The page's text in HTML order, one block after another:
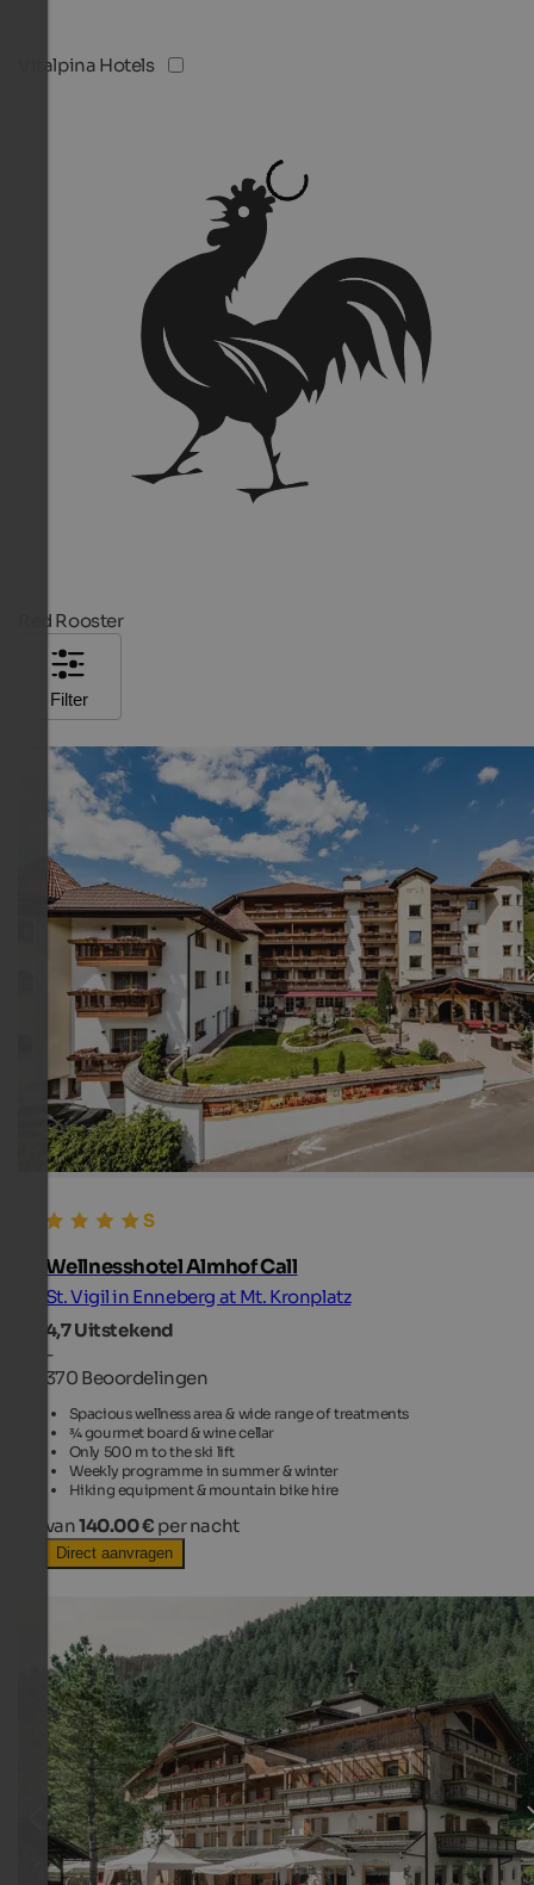
Vitalpina Hotels
Red Rooster
Filter
Wellnesshotel Almhof Call
St. Vigil in Enneberg at Mt. Kronplatz
4,7Uitstekend
-
370 Beoordelingen
Spacious wellness area & wide range of treatments
¾ gourmet board & wine cellar
Only 500 m to the ski lift
Weekly programme in summer & winter
Hiking equipment & mountain bike hire
van140.00 € per nacht
Direct aanvragen